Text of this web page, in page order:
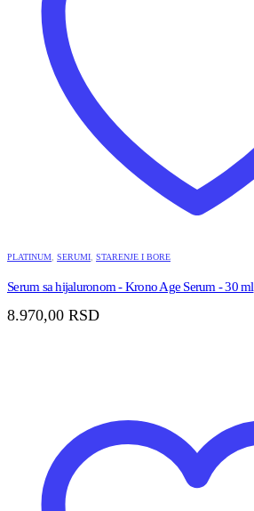
PLATINUM SERUMI STARENJE I BORE
Serum sa hijaluronom - Krono Age Serum - 30 ml
8.970,00 RSD